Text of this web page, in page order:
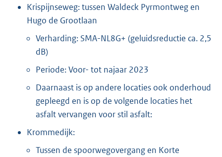
Krispijnseweg: tussen Waldeck Pyrmontweg en
Hugo de Grootlaan
Verharding: SMA-NL8G+ (geluidsreductie ca. 2,5
dB)
Periode: Voor- tot najaar 2023
Daarnaast is op andere locaties ook onderhoud
gepleegd en is op de volgende locaties het
asfalt vervangen voor stil asfalt:
Krommedijk:
Tussen de spoorwegovergang en Korte